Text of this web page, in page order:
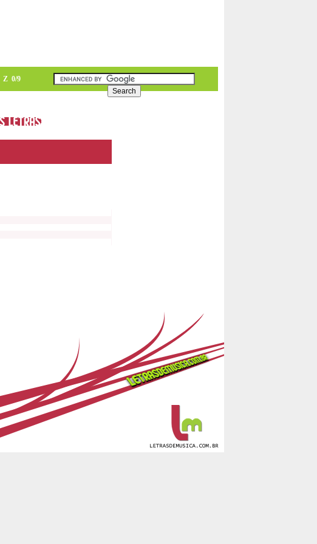
Z 0/9